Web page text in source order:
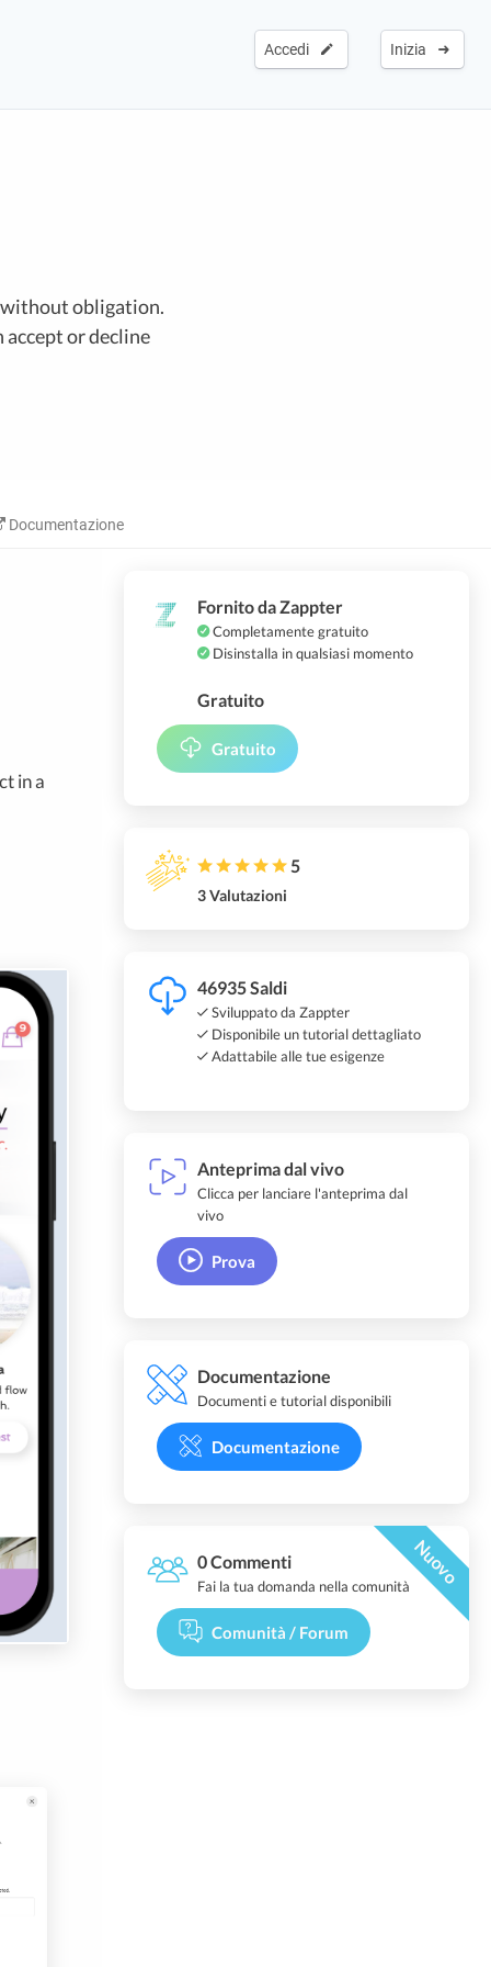
Inizia
Accedi
without obligation.
accept or decline
Documentazione
in a
Fornito da Zappter
Completamente gratuito
Disinstalla in qualsiasi momento
Gratuito
Gratuito
5
3 Valutazioni
46935 Saldi
Sviluppato da Zappter
Disponibile un tutorial dettagliato
Adattabile alle tue esigenze
Anteprima dal vivo
Clicca per lanciare l'anteprima dal
vivo
Prova
Documentazione
Documenti e tutorial disponibili
Documentazione
0 Commenti Nuovo
Fai la tua domanda nella comunità
Comunità / Forum